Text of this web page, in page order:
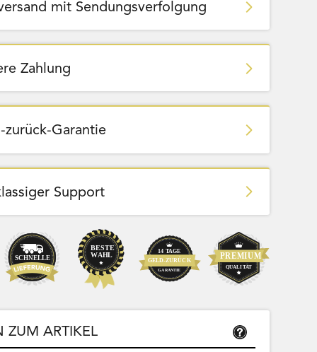
mit Sendungsverfolgung
Zahlung
zurück-Garantie
Support
ZUM ARTIKEL